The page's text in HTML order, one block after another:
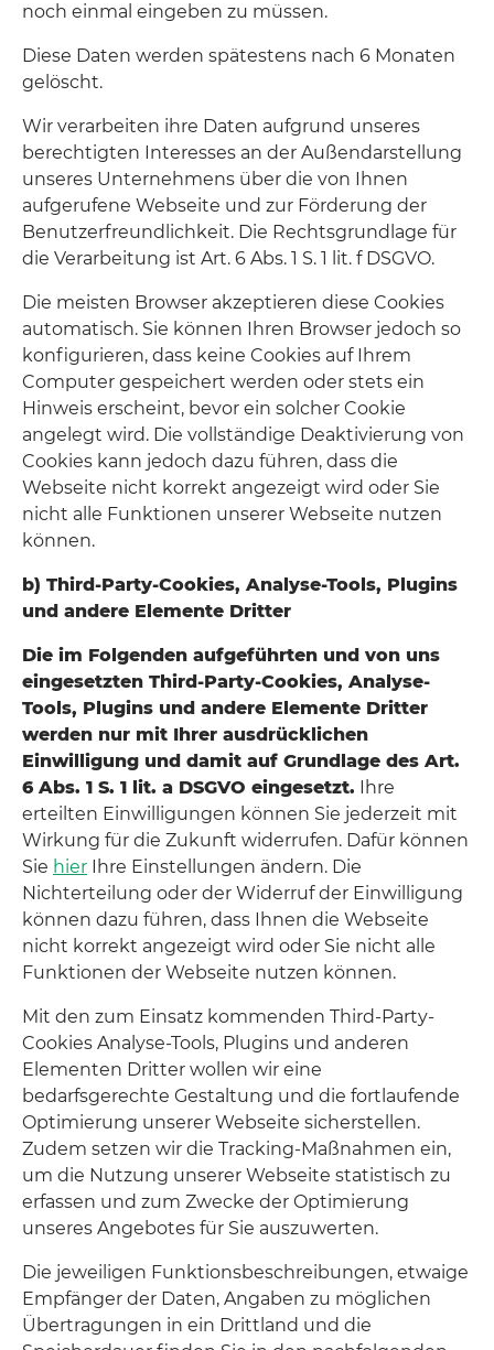
noch einmal eingeben zu müssen.
Diese Daten werden spätestens nach 6 Monaten
gelöscht.
Wir verarbeiten ihre Daten aufgrund unseres
berechtigten Interesses an der Außendarstellung
unseres Unternehmens über die von Ihnen
aufgerufene Webseite und zur Förderung der
Benutzerfreundlichkeit. Die Rechtsgrundlage für
die Verarbeitung ist Art. 6 Abs. 1 S. 1 lit. f DSGVO.
Die meisten Browser akzeptieren diese Cookies
automatisch. Sie können Ihren Browser jedoch so
konfigurieren, dass keine Cookies auf Ihrem
Computer gespeichert werden oder stets ein
Hinweis erscheint, bevor ein solcher Cookie
angelegt wird. Die vollständige Deaktivierung von
Cookies kann jedoch dazu führen, dass die
Webseite nicht korrekt angezeigt wird oder Sie
nicht alle Funktionen unserer Webseite nutzen
können.
b) Third-Party-Cookies, Analyse-Tools, Plugins
und andere Elemente Dritter
Die im Folgenden aufgeführten und von uns
eingesetzten Third-Party-Cookies, Analyse-
Tools, Plugins und andere Elemente Dritter
werden nur mit Ihrer ausdrücklichen
Einwilligung und damit auf Grundlage des Art.
6 Abs. 1 S. 1 lit. a DSGVO eingesetzt. Ihre
erteilten Einwilligungen können Sie jederzeit mit
Wirkung für die Zukunft widerrufen. Dafür können
Sie hier Ihre Einstellungen ändern. Die
Nichterteilung oder der Widerruf der Einwilligung
können dazu führen, dass Ihnen die Webseite
nicht korrekt angezeigt wird oder Sie nicht alle
Funktionen der Webseite nutzen können.
Mit den zum Einsatz kommenden Third-Party-
Cookies Analyse-Tools, Plugins und anderen
Elementen Dritter wollen wir eine
bedarfsgerechte Gestaltung und die fortlaufende
Optimierung unserer Webseite sicherstellen.
Zudem setzen wir die Tracking-Maßnahmen ein,
um die Nutzung unserer Webseite statistisch zu
erfassen und zum Zwecke der Optimierung
unseres Angebotes für Sie auszuwerten.
Die jeweiligen Funktionsbeschreibungen, etwaige
Empfänger der Daten, Angaben zu möglichen
Übertragungen in ein Drittland und die